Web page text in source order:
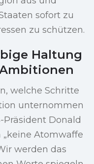
sofort zu
zu schützen.
Haltung
welche Schritte
unternommen
Donald
Atomwaffe
werden das